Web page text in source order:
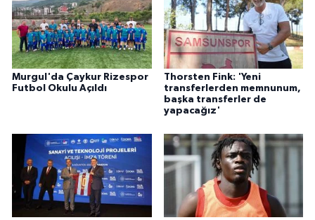
Murgul'da Çaykur Rizespor
Futbol Okulu Açıldı
Thorsten Fink: 'Yeni
transferlerden memnunum,
başka transferler de
yapacağız'